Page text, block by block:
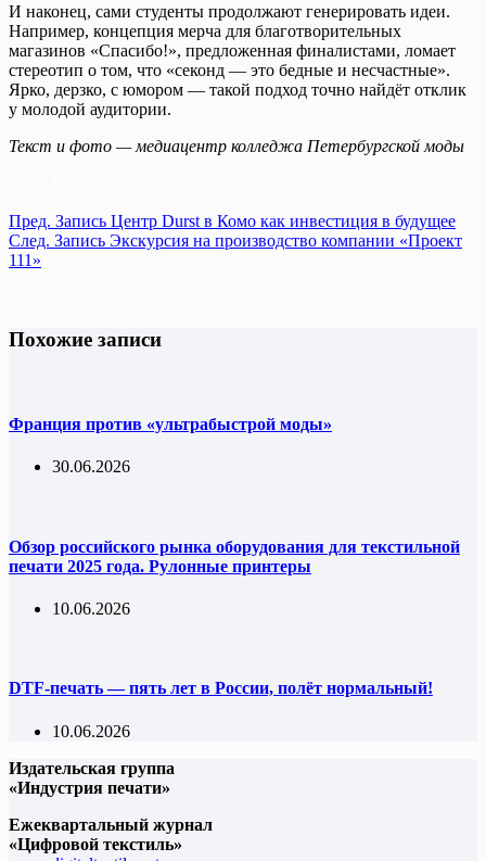
И наконец, сами студенты продолжают генерировать идеи.
Например, концепция мерча для благотворительных
магазинов «Спасибо!», предложенная финалистами, ломает
стереотип о том, что «секонд — это бедные и несчастные».
Ярко, дерзко, с юмором — такой подход точно найдёт отклик
у молодой аудитории.
Текст и фото — медиацентр колледжа Петербургской моды
Пред. Запись Центр Durst в Комо как инвестиция в будущее
След. Запись Экскурсия на производство компании «Проект
111»
Похожие записи
Франция против «ультрабыстрой моды»
30.06.2026
Обзор российского рынка оборудования для текстильной
печати 2025 года. Рулонные принтеры
10.06.2026
DTF-печать — пять лет в России, полёт нормальный!
10.06.2026
Издательская группа
«Индустрия печати»
Ежеквартальный журнал
«Цифровой текстиль»